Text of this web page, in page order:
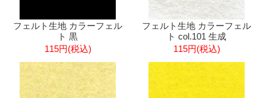
フェルト生地 カラーフェル
ト 黒
115円(税込)
フェルト生地 カラーフェル
ト col.101 生成
115円(税込)